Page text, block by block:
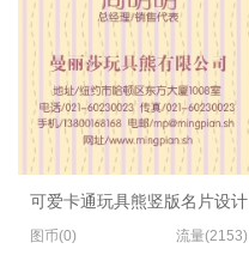
可爱卡通玩具熊竖版名片设计
图币(0) 流量(2153)